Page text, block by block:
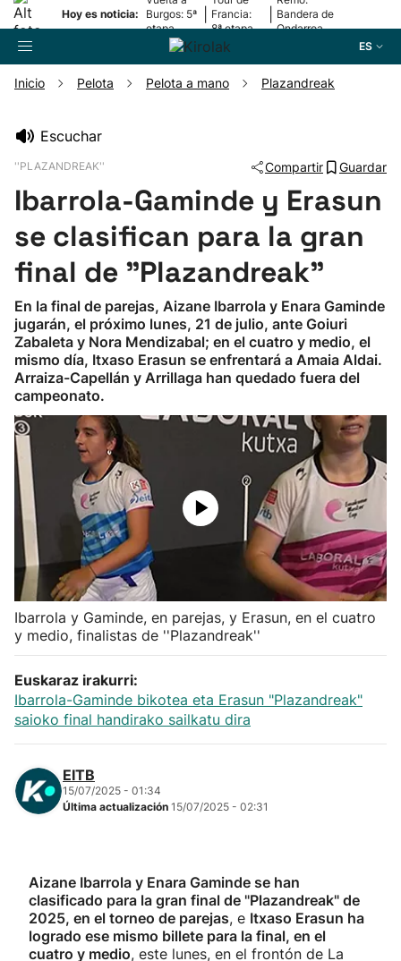
Hoy es noticia:
Burgos: 5ª
etapa
Francia:
8ª etapa
Bandera de
Ondarroa
ES
Pelota
Remo
Baloncesto
Ciclismo
Herri-kirolak
Balonmano
Kirolak 360
Atletismo
Carreras de montaña
Más deportes
"Helmuga"
Inicio Pelota Pelota a mano Plazandreak
Escuchar
''PLAZANDREAK'' Compartir Guardar
Ibarrola-Gaminde y Erasun
se clasifican para la gran
final de "Plazandreak"
En la final de parejas, Aizane Ibarrola y Enara Gaminde
jugarán, el próximo lunes, 21 de julio, ante Goiuri
Zabaleta y Nora Mendizabal; en el cuatro y medio, el
mismo día, Itxaso Erasun se enfrentará a Amaia Aldai.
Arraiza-Capellán y Arrillaga han quedado fuera del
campeonato.
Ibarrola y Gaminde, en parejas, y Erasun, en el cuatro
y medio, finalistas de ''Plazandreak''
Euskaraz irakurri:
Ibarrola-Gaminde bikotea eta Erasun "Plazandreak"
saioko final handirako sailkatu dira
EITB
15/07/2025 - 01:34
Última actualización 15/07/2025 - 02:31
Aizane Ibarrola y Enara Gaminde se han
clasificado para la gran final de "Plazandreak" de
2025, en el torneo de parejas, e Itxaso Erasun ha
logrado ese mismo billete para la final, en el
cuatro y medio, este lunes, en el frontón de La